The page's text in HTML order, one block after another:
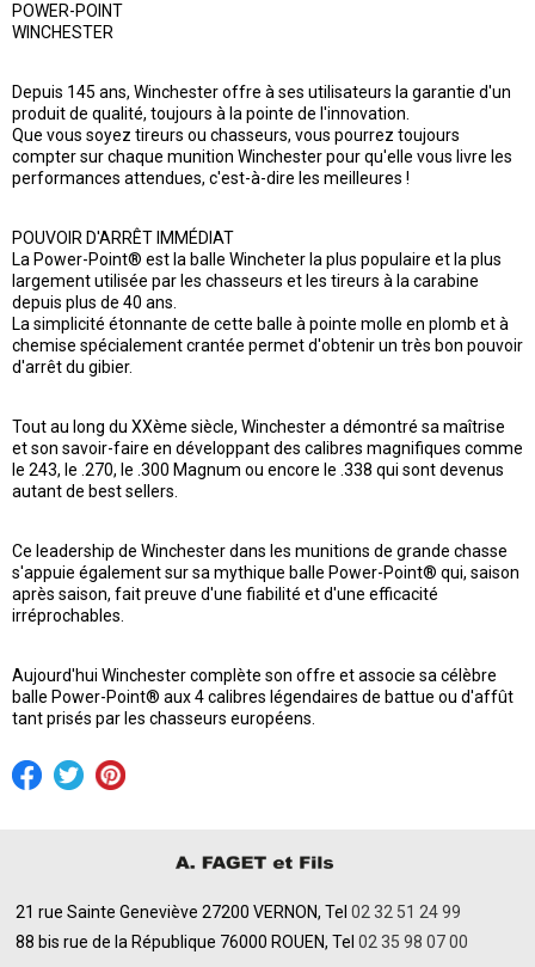
POWER-POINT
WINCHESTER
Depuis 145 ans, Winchester offre à ses utilisateurs la garantie d'un
produit de qualité, toujours à la pointe de l'innovation.
Que vous soyez tireurs ou chasseurs, vous pourrez toujours
compter sur chaque munition Winchester pour qu'elle vous livre les
performances attendues, c'est-à-dire les meilleures !
POUVOIR D'ARRÊT IMMÉDIAT
La Power-Point® est la balle Wincheter la plus populaire et la plus
largement utilisée par les chasseurs et les tireurs à la carabine
depuis plus de 40 ans.
La simplicité étonnante de cette balle à pointe molle en plomb et à
chemise spécialement crantée permet d'obtenir un très bon pouvoir
d'arrêt du gibier.
Tout au long du XXème siècle, Winchester a démontré sa maîtrise
et son savoir-faire en développant des calibres magnifiques comme
le 243, le .270, le .300 Magnum ou encore le .338 qui sont devenus
autant de best sellers.
Ce leadership de Winchester dans les munitions de grande chasse
s'appuie également sur sa mythique balle Power-Point® qui, saison
après saison, fait preuve d'une fiabilité et d'une efficacité
irréprochables.
Aujourd'hui Winchester complète son offre et associe sa célèbre
balle Power-Point® aux 4 calibres légendaires de battue ou d'affût
tant prisés par les chasseurs européens.
21 rue Sainte Geneviève 27200 VERNON, Tel 02 32 51 24 99
88 bis rue de la République 76000 ROUEN, Tel 02 35 98 07 00